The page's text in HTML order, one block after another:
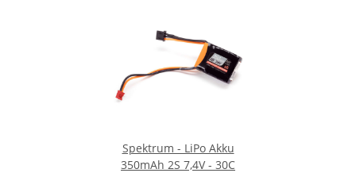
Spektrum - LiPo Akku
350mAh 2S 7,4V - 30C